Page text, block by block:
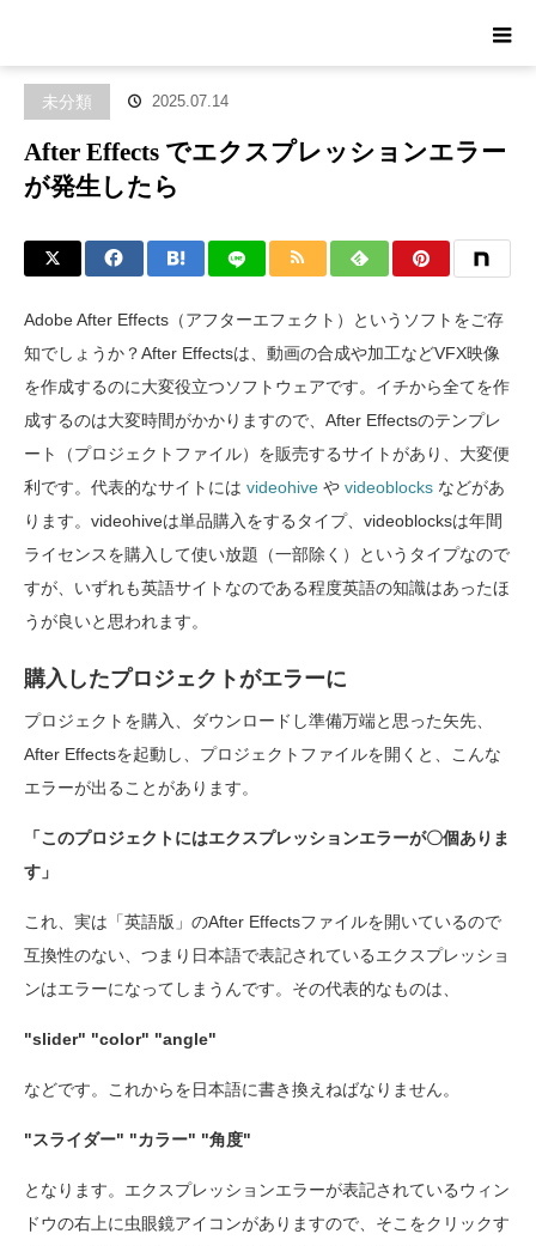
After Effects でエクスプレッションエラー
未分類 2025.07.14
After Effects でエクスプレッションエラー
が発生したら
Adobe After Effects（アフターエフェクト）というソフトをご存
知でしょうか？After Effectsは、動画の合成や加工などVFX映像
を作成するのに大変役立つソフトウェアです。イチから全てを作
成するのは大変時間がかかりますので、After Effectsのテンプレ
ート（プロジェクトファイル）を販売するサイトがあり、大変便
利です。代表的なサイトには videohive や videoblocks などがあ
ります。videohiveは単品購入をするタイプ、videoblocksは年間
ライセンスを購入して使い放題（一部除く）というタイプなので
すが、いずれも英語サイトなのである程度英語の知識はあったほ
うが良いと思われます。
購入したプロジェクトがエラーに
プロジェクトを購入、ダウンロードし準備万端と思った矢先、
After Effectsを起動し、プロジェクトファイルを開くと、こんな
エラーが出ることがあります。
「このプロジェクトにはエクスプレッションエラーが〇個ありま
す」
これ、実は「英語版」のAfter Effectsファイルを開いているので
互換性のない、つまり日本語で表記されているエクスプレッショ
ンはエラーになってしまうんです。その代表的なものは、
"slider" "color" "angle"
などです。これからを日本語に書き換えねばなりません。
"スライダー" "カラー" "角度"
となります。エクスプレッションエラーが表記されているウィン
ドウの右上に虫眼鏡アイコンがありますので、そこをクリックす